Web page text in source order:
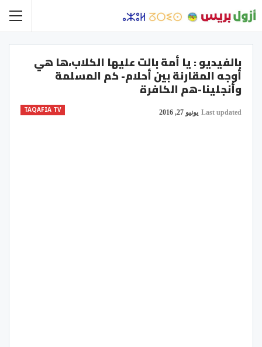
بالفيديو : يا أمة بالت عليها الكلاب،ها هي
أوجه المقارنة بين أحلام- كم المسلمة
وأنجلينا-هم الكافرة
TAQAFIA TV Last updated يونيو 27, 2016